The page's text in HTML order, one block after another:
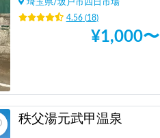
埼玉県/坂戸市四日市場
4.56(18)
¥1,000〜
秩父湯元武甲温泉